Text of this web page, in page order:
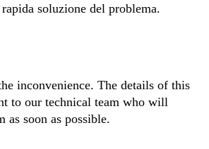
soluzione del problema.
inconvenience. The details of this
to our technical team who will
as soon as possible.